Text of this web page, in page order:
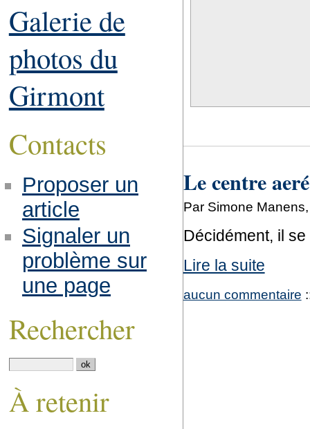
Le centre
Par Simone
Décidément, il
Lire la suite
aucun commentaire
Galerie de
photos du
Girmont
Contacts
Proposer un
article
Signaler un
problème sur
une page
Rechercher
À retenir